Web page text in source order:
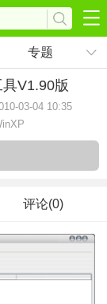
专题
具V1.90版
03-04 10:35
评论(0)